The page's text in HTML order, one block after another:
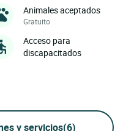
Animales aceptados
Gratuito
Acceso para
discapacitados
y servicios(6)